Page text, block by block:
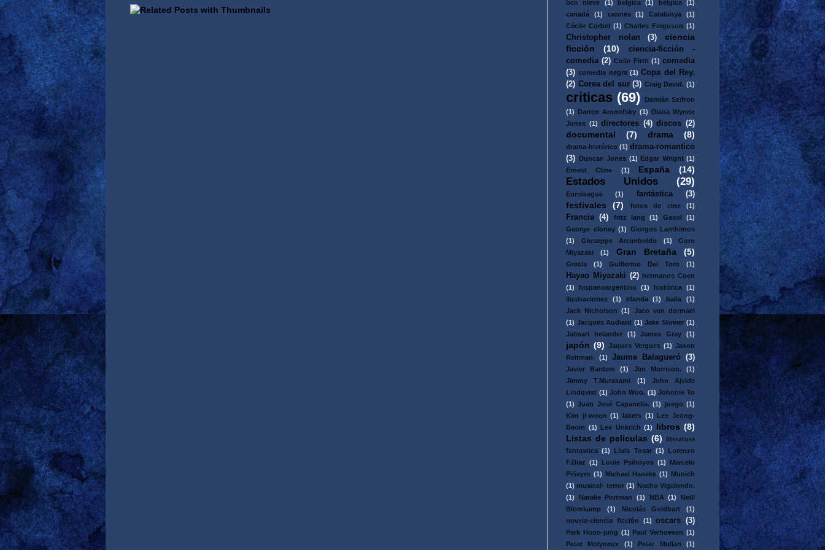
bcn nieve (1) belgica (1) bélgica
(1)
canadá
(1) cannes (1) Catalunya
(1)
Cécile Corbel (1) Charles Ferguson (1)
Christopher nolan (3)
ciencia
ficción
(10)
ciencia-ficción -
comedia (2) Colin Firth (1) comedia
(3) comedia negra (1) Copa del Rey.
(2) Corea del sur (3) Craig David. (1)
criticas (69)
Damián Szifron
(1) Darren Aronofsky (1) Diana Wynne
Jones (1) directores (4) discos (2)
documental (7) drama (8)
drama-histórico (1) drama-romantico
(3) Duncan Jones (1) Edgar Wright (1)
Ernest Cline
(1) España (14)
Estados Unidos (29)
Euroleague (1) fantástica (3)
festivales (7) fotos de cine (1)
Francia (4) fritz lang (1) Gasol
(1)
George cloney (1) Giorgos Lanthimos
(1)
Giuseppe Arcimboldo (1)
Goro
Miyazaki
(1) Gran Bretaña (5)
Grecia (1) Guillermo Del Toro (1)
Hayao Miyazaki (2) hermanos Coen
(1)
hispanoargentino (1) histórica (1)
ilustraciones
(1) irlanda (1) Italia
(1)
Jack Nicholson
(1)
Jaco van dormael
(1) Jacques Audiard (1) Jake Shreier (1)
Jalmari helander
(1) James Gray (1)
japón (9) Jaques Vergues (1) Jason
Reitman. (1) Jaume Balagueró (3)
Javier Bardem (1) Jim Morrison.
(1)
Jimmy T.Murakami
(1)
John Ajvide
Lindqvist (1) John Woo. (1) Johnnie To
(1) Juan José Capanella. (1) juego (1)
Kim ji-woon (1) lakers (1) Lee Jeong-
Beom (1) Lee Unkrich (1) libros (8)
Listas de peliculas (6)
literatura
fantastica (1) Lluis Tosar (1)
Lorenzo
F.Diaz (1) Louie Psihoyos (1)
Marcelo
Piñeyro (1) Michael Haneke (1) Munich
(1) musical- terror (1) Nacho Vigalondo.
(1)
Natalie Portman (1) NBA (1)
Neill
Blomkamp
(1) Nicolás Goldbart
(1)
novela-ciencia ficción
(1) oscars (3)
Park Hoon-jung (1) Paul Verhoeven (1)
Peter Molyneux
(1) Peter Mullan (1)